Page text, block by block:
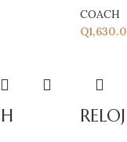
COACH
Q